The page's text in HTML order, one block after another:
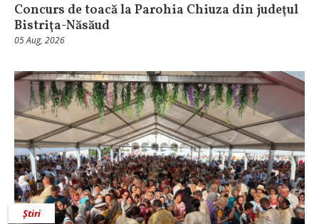
​Concurs de toacă la Parohia Chiuza din judeţul
Bistriţa-Năsăud
05 Aug, 2026
Știri